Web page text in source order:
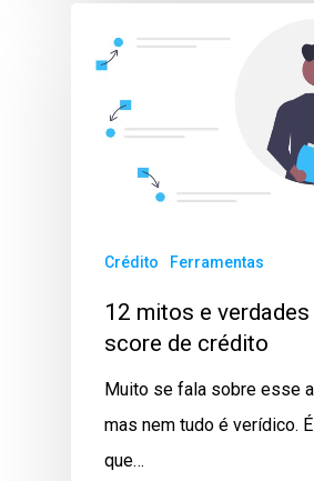
Crédito Ferramentas
12 mitos e
score de crédito
Muito se fala sobre esse
mas nem tudo é verídico.
que…